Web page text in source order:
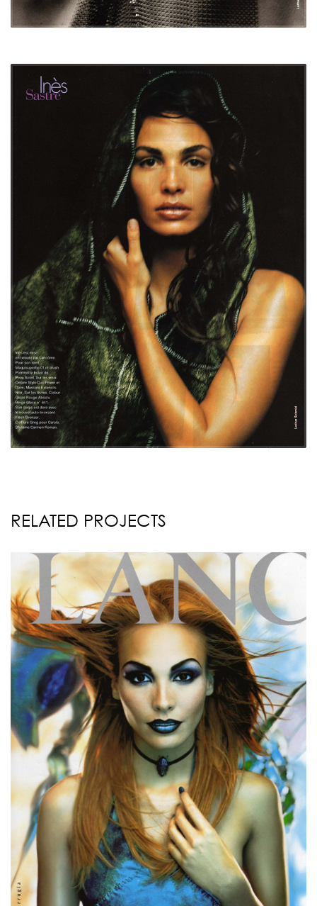
RELATED PROJECTS